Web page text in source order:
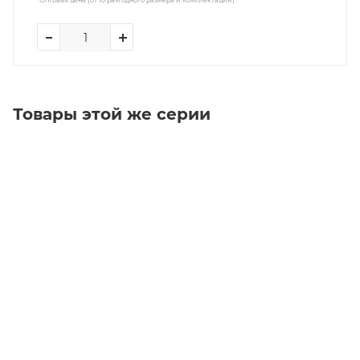
Товары этой же серии